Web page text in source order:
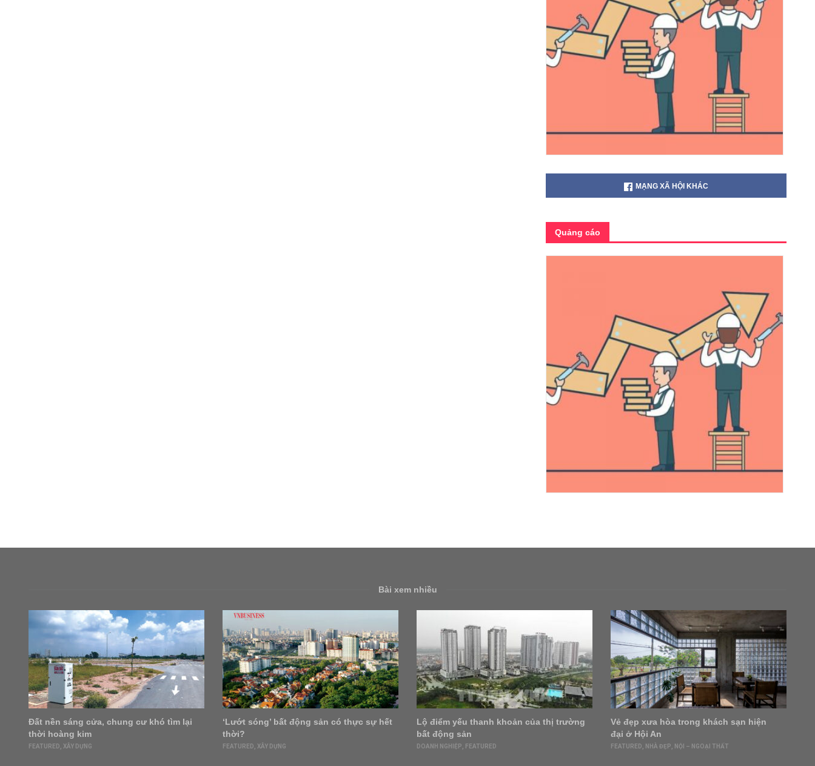
MẠNG XÃ HỘI KHÁC
Quảng cáo
Bài xem nhiều
Đất nền sáng cửa, chung cư khó tìm lại
thời hoàng kim
FEATURED XÂY DỰNG
‘Lướt sóng’ bất động sản có thực sự hết
thời?
FEATURED XÂY DỰNG
Lộ điểm yếu thanh khoản của thị trường
bất động sản
DOANH NGHIỆP FEATURED
Vẻ đẹp xưa hòa trong khách sạn hiện
đại ở Hội An
FEATURED NHÀ ĐẸP NỘI – NGOẠI THẤT